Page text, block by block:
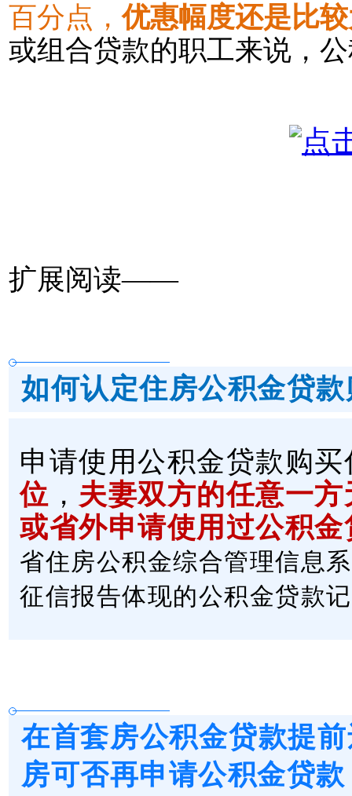
百分点，优惠幅度还是比
或组合贷款的职工来说，
扩展阅读——
如何认定住房公积金贷
申请使用公积金贷款购买
位 ， 夫妻双方的任意一
或省外申请使用过公积金
省住房公积金综合管理信息
征信报告体现的公积金贷款
在首套房公积金贷款提
房可否再申请公积金贷